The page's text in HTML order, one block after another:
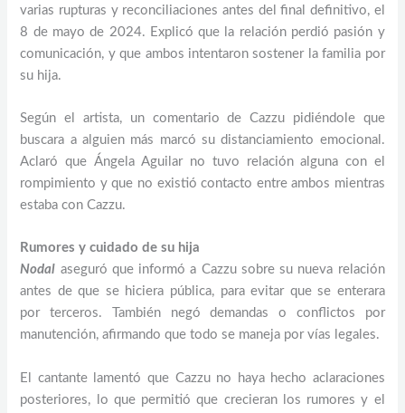
varias rupturas y reconciliaciones antes del final definitivo, el
8 de mayo de 2024. Explicó que la relación perdió pasión y
comunicación, y que ambos intentaron sostener la familia por
su hija.
Según el artista, un comentario de Cazzu pidiéndole que
buscara a alguien más marcó su distanciamiento emocional.
Aclaró que Ángela Aguilar no tuvo relación alguna con el
rompimiento y que no existió contacto entre ambos mientras
estaba con Cazzu.
Rumores y cuidado de su hija
Nodal aseguró que informó a Cazzu sobre su nueva relación
antes de que se hiciera pública, para evitar que se enterara
por terceros. También negó demandas o conflictos por
manutención, afirmando que todo se maneja por vías legales.
El cantante lamentó que Cazzu no haya hecho aclaraciones
posteriores, lo que permitió que crecieran los rumores y el